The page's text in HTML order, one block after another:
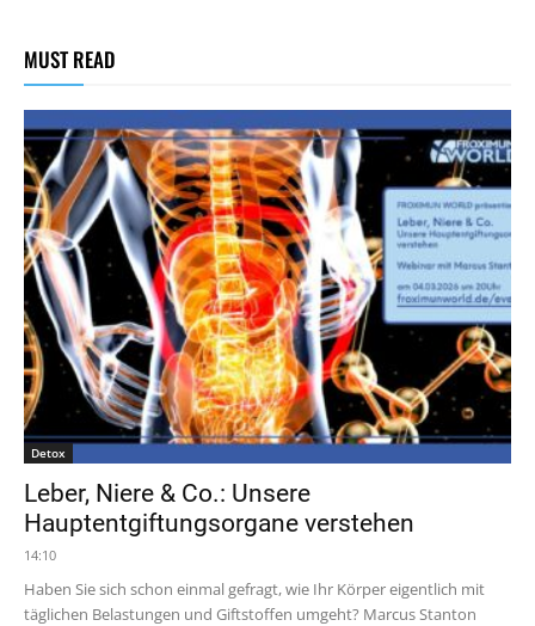
MUST READ
Detox
Leber, Niere & Co.: Unsere
Hauptentgiftungsorgane verstehen
14:10
Haben Sie sich schon einmal gefragt, wie Ihr Körper eigentlich mit
täglichen Belastungen und Giftstoffen umgeht? Marcus Stanton